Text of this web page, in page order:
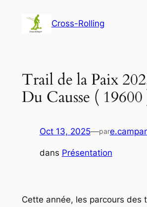
contenu
Cross-Rolling
Trail de la Paix
Du Causse ( 19600
Oct 13, 2025—par
dans Présentation
Cette année, les parcours des